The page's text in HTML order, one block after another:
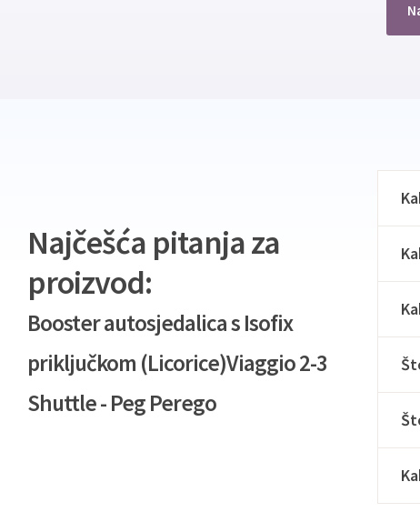
Najčešća pitanja za
proizvod:
Booster autosjedalica s Isofix
priključkom (Licorice)Viaggio 2-3
Shuttle - Peg Perego